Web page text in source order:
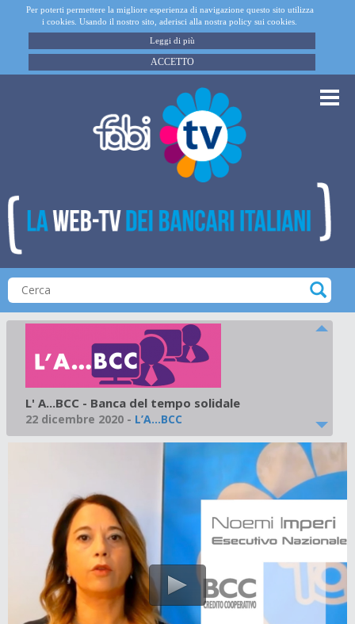
Per poterti permettere la migliore esperienza di navigazione questo sito utilizza
i cookies. Usando il nostro sito, aderisci alla nostra policy sui cookies.
Leggi di più
ACCETTO
L' A...BCC - Banca del tempo solidale
22 dicembre 2020 - L’A…BCC